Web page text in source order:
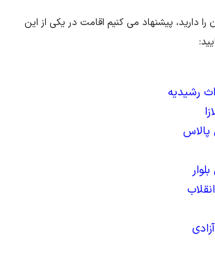
را دارید، پیشنهاد می کنیم اقامت در یکی از این
رشیدیه